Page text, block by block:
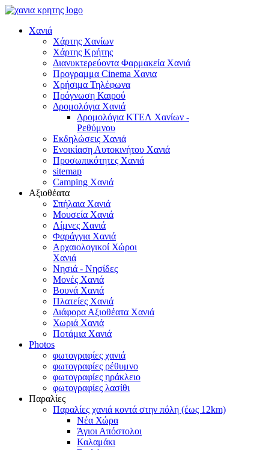
Χανιά
Χάρτης Χανίων
Χάρτης Κρήτης
Διανυκτερεύοντα Φαρμακεία Χανιά
Προγραμμα Cinema Χανια
Χρήσιμα Τηλέφωνα
Πρόγνωση Καιρού
Δρομολόγια Χανιά
Δρομολόγια ΚΤΕΛ Χανίων -
Ρεθύμνου
Εκδηλώσεις Χανιά
Ενοικίαση Αυτοκινήτου Χανιά
Προσωπικότητες Χανιά
sitemap
Camping Χανιά
Αξιοθέατα
Σπήλαια Χανιά
Μουσεία Χανιά
Λίμνες Χανιά
Φαράγγια Χανιά
Αρχαιολογικοί Χώροι
Χανιά
Νησιά - Νησίδες
Μονές Χανιά
Βουνά Χανιά
Πλατείες Χανιά
Διάφορα Αξιοθέατα Χανιά
Χωριά Χανιά
Ποτάμια Χανιά
Photos
φωτογραφίες χανιά
φωτογραφίες ρέθυμνο
φωτογραφίες ηράκλειο
φωτογραφίες λασίθι
Παραλίες
Παραλίες χανιά κοντά στην πόλη (έως 12km)
Νέα Χώρα
Άγιοι Απόστολοι
Καλαμάκι